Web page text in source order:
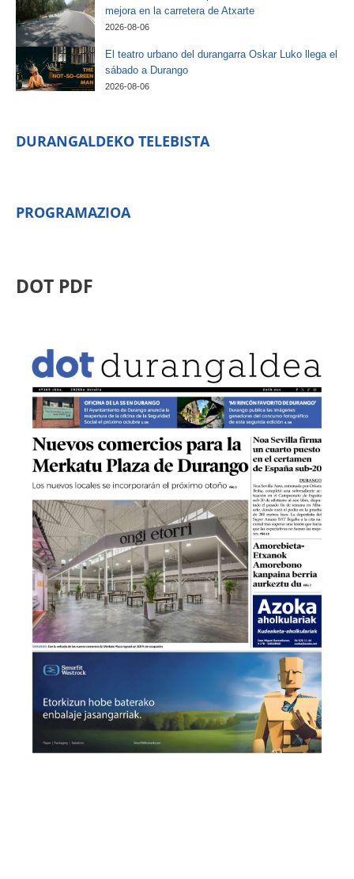
mejora en la carretera de Atxarte
2026-08-06
El teatro urbano del durangarra Oskar Luko llega el
sábado a Durango
2026-08-06
DURANGALDEKO TELEBISTA
PROGRAMAZIOA
DOT PDF